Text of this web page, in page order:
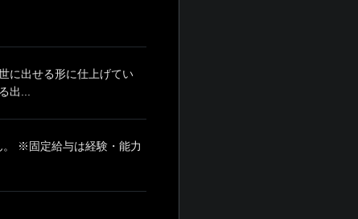
に出せる形に仕上げてい
出...
※固定給与は経験・能力